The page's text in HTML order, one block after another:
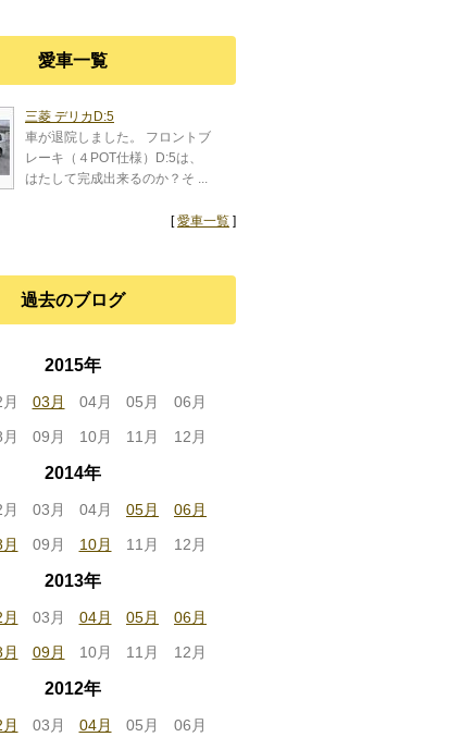
愛車一覧
三菱 デリカD:5
車が退院しました。 フロントブ
レーキ（４POT仕様）D:5は、
はたして完成出来るのか？そ ...
[愛車一覧 ]
過去のブログ
2015年
03月 04月 05月
06月
09月 10月 11月 12月
2014年
03月 04月 05月
06月
09月 10月 11月 12月
2013年
03月 04月 05月
06月
09月 10月 11月 12月
2012年
03月 04月 05月
06月